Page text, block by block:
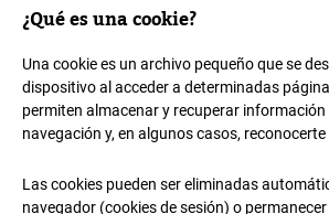
¿Qué es una cookie?
Una cookie es un archivo pequeño que se
dispositivo al acceder a determinadas
permiten almacenar y recuperar
navegación y, en algunos casos,
Las cookies pueden ser eliminadas
navegador (cookies de sesión) o